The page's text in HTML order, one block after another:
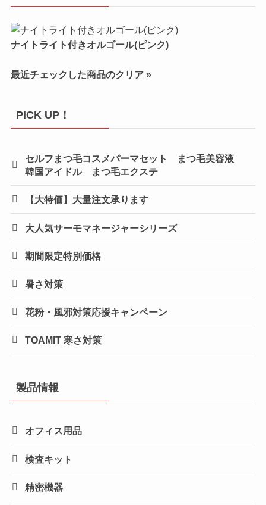
ナイトライト付きオルゴール(ピンク)
最近チェックした商品のクリア »
PICK UP！
セルフまつ毛コスメパーマセット まつ毛美容液
韓国アイドル まつ毛エクステ
【大特価】大量注文承ります
大人気サーモマネージャーシリーズ
期間限定特別価格
暑さ対策
花粉・風邪対策応援キャンペーン
TOAMIT 寒さ対策
製品情報
オフィス用品
検査キット
精密機器